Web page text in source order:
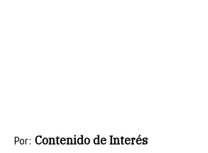
Por: Contenido de Interés